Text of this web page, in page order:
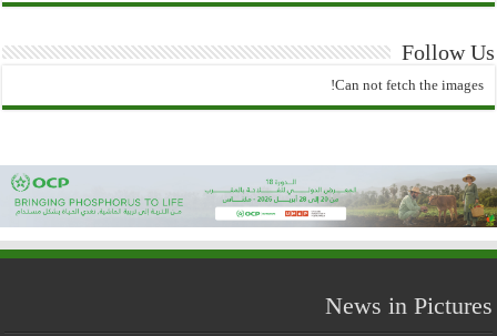
Follow Us
Can not fetch the images!
News in Pictures